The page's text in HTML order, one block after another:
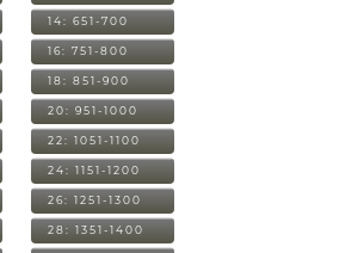
14: 651-700
16: 751-800
18: 851-900
20: 951-1000
22: 1051-1100
24: 1151-1200
26: 1251-1300
28: 1351-1400